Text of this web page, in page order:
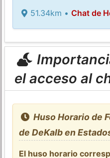
51.34km • Chat de
el acceso al
Huso Horario de
de DeKalb en
El huso horario